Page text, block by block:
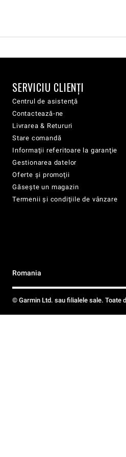
SERVICIU CLIENŢI
Centrul de asistenţă
Contactează-ne
Livrarea & Retururi
Stare comandă
Informaţii referitoare la garanţie
Gestionarea datelor
Oferte şi promoţii
Găsește un magazin
Termenii şi condiţiile de vânzare
Romania
© Garmin Ltd. sau filialele sale. Toate